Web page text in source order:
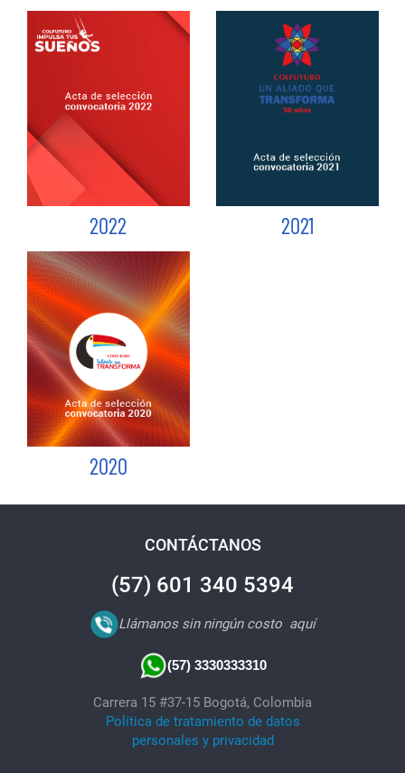
2022 2021
2020
CONTÁCTANOS
(57) 601 340 5394
Llámanos sin ningún costo aquí
(57) 3330333310
Carrera 15 #37-15 Bogotá, Colombia
Política de tratamiento de datos
personales y privacidad